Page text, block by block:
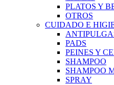
PLATOS Y
OTROS
CUIDADO E
PADS
PEINES Y
SHAMPOO
SHAMPOO
SPRAY